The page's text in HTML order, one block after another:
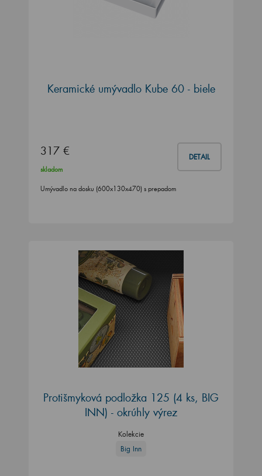
Keramické umývadlo Kube 60 - biele
317 € DETAIL
skladom
Umývadlo na dosku (600x130x470) s prepadom
Protišmyková podložka 125 (4 ks, BIG
INN) - okrúhly výrez
Kolekcie
Big Inn